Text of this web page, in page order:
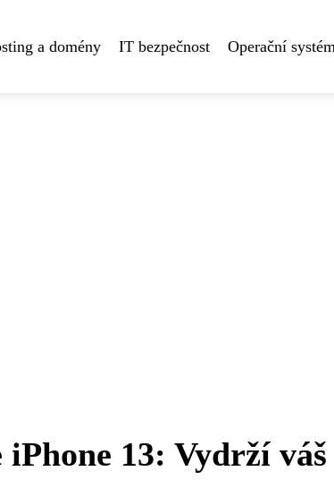
a domény IT bezpečnost Operační
13: Vydrží